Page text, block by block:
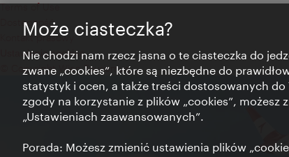
Terms of Use
Dostępność
Kontakt prasowy
Ustawienia cookies
© Copyright Wien Tourismus
Może ciasteczka?
Nie chodzi nam rzecz jasna o te ciasteczka do
zwane „cookies”, które są niezbędne do
statystyk i ocen, a także treści dostosowanych
zgody na korzystanie z plików „cookies”,
„Ustawieniach zaawansowanych”.
Porada: Możesz zmienić ustawienia plików